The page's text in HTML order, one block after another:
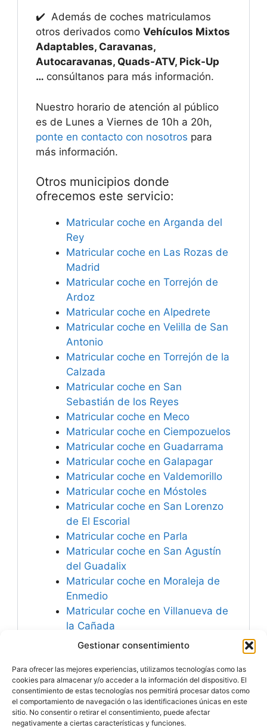
Gestionar consentimiento
Para ofrecer las mejores experiencias, utilizamos tecnologías como las
cookies para almacenar y/o acceder a la información del dispositivo. El
consentimiento de estas tecnologías nos permitirá procesar datos como
el comportamiento de navegación o las identificaciones únicas en este
sitio. No consentir o retirar el consentimiento, puede afectar
negativamente a ciertas características y funciones.
✔️ Además de coches matriculamos
otros derivados como Vehículos Mixtos
Adaptables, Caravanas,
Autocaravanas, Quads-ATV, Pick-Up
… consúltanos para más información.
Nuestro horario de atención al público
es de Lunes a Viernes de 10h a 20h,
ponte en contacto con nosotros para
más información.
Otros municipios donde
ofrecemos este servicio:
Matricular coche en Arganda del
Rey
Matricular coche en Las Rozas de
Madrid
Matricular coche en Torrejón de
Ardoz
Matricular coche en Alpedrete
Matricular coche en Velilla de San
Antonio
Matricular coche en Torrejón de la
Calzada
Matricular coche en San
Sebastián de los Reyes
Matricular coche en Meco
Matricular coche en Ciempozuelos
Matricular coche en Guadarrama
Matricular coche en Galapagar
Matricular coche en Valdemorillo
Matricular coche en Móstoles
Matricular coche en San Lorenzo
de El Escorial
Matricular coche en Parla
Matricular coche en San Agustín
del Guadalix
Matricular coche en Moraleja de
Enmedio
Matricular coche en Villanueva de
la Cañada
Matricular coche en Collado
Matricular coche en El Escorial